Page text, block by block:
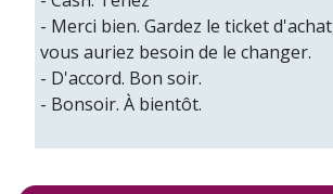
- Merci bien. Gardez le ticket
vous auriez besoin de le changer.
- D'accord. Bon soir.
- Bonsoir. À bientôt.